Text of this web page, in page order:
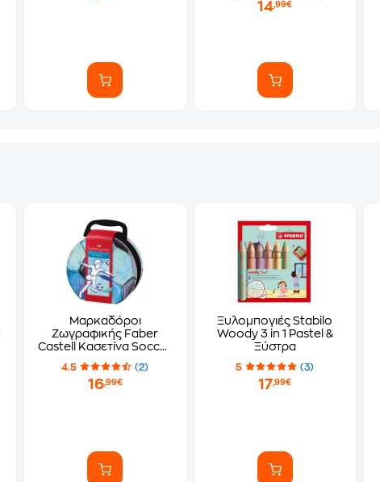
14,99€
Μαρκαδόροι
Ζωγραφικής Faber
Castell Κασετίνα Soccer
Connector (33 Τεμάχια)
4.5 (2)
16,99€
Ξυλομπογιές Stabilo
Woody 3 in 1 Pastel &
Ξύστρα
5 (3)
17,99€